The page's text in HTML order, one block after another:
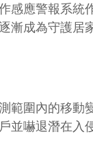
感應警報系統
漸成為守護居
範圍內的移動
並嚇退潛在入